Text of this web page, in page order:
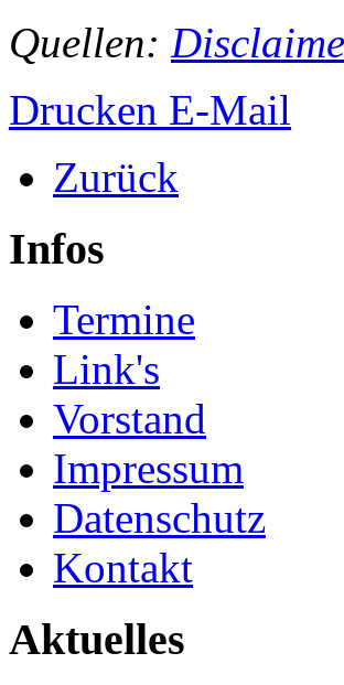
Quellen:
Drucken E-Mail
Zurück
Infos
Termine
Link's
Vorstand
Impressum
Datenschutz
Kontakt
Aktuelles